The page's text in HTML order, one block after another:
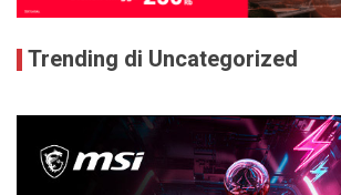
Trending di Uncategorized